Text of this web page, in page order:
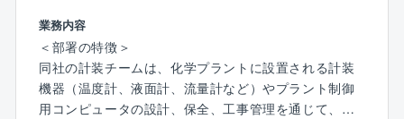
います。
＜やりがい＞
成長ドライバーと位置づけられるアグロ＆ライフソリ
ューション部門の主力工場である大分工場において、
業務内容
＜部署の特徴＞
同社の計装チームは、化学プラントに設置される計装
機器（温度計、液面計、流量計など）やプラント制御
用コンピュータの設計、保全、工事管理を通じて、プ